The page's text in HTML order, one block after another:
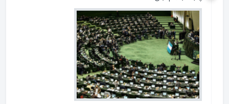
وام ازدواج به بیش از 80درصد متقاضیان پرداخت شده است
پنجشنبه, ام آبان ۱۴۰۴